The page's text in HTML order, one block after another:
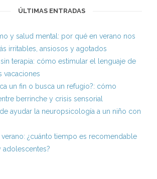
ÚLTIMAS ENTRADAS
y salud mental: por qué en verano nos
irritables, ansiosos y agotados
terapia: cómo estimular el lenguaje de
vacaciones
un fin o busca un refugio?: cómo
berrinche y crisis sensorial
ayudar la neuropsicología a un niño con
verano: ¿cuánto tiempo es recomendable
adolescentes?